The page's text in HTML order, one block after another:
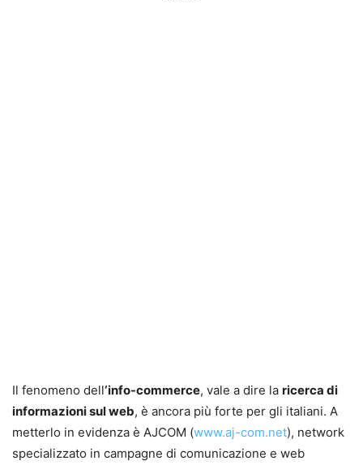
Il fenomeno dell‘info-commerce, vale a dire la ricerca di
informazioni sul web, è ancora più forte per gli italiani. A
metterlo in evidenza è AJCOM (www.aj-com.net), network
specializzato in campagne di comunicazione e web